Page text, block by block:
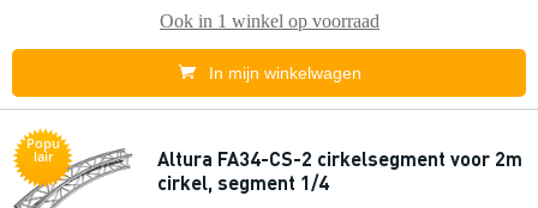
Ook in 1 winkel op voorraad
In mijn winkelwagen
Popu
lair
Altura FA34-CS-2 cirkelsegment voor 2m
cirkel, segment 1/4